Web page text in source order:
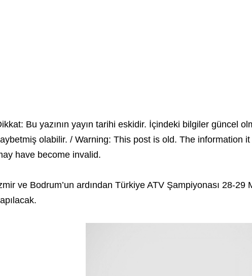
Bu yazının yayın tarihi eskidir. İçindeki bilgiler güncel
olabilir. / Warning: This post is old. The information
have become invalid.
ve Bodrum’un ardından Türkiye ATV Şampiyonası 28-29